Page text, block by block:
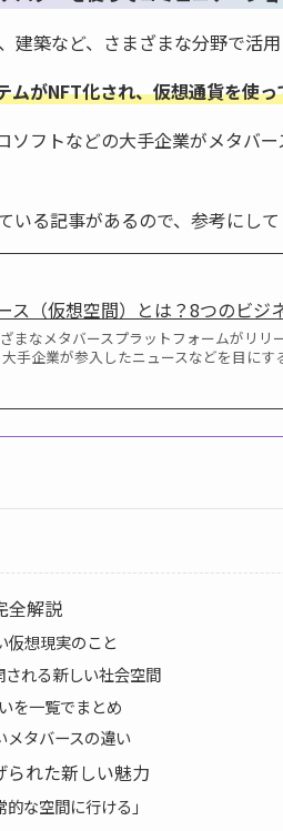
築など、さまざまな分野で活用
ムがNFT化され、仮想通貨を使っ
フトなどの大手企業がメタバ
いる記事があるので、参考にして
ス（仮想空間）とは？8つのビ
まなメタバースプラットフォームがリリ
大手企業が参入したニュースなどを目に
全解説
仮想現実のこと
れる新しい社会空間
を一覧でまとめ
メタバースの違い
られた新しい魅力
な空間に行ける」